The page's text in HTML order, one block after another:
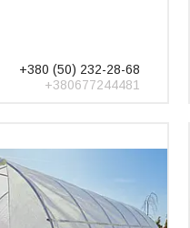
+380 (50) 232-28-68
+380677244481